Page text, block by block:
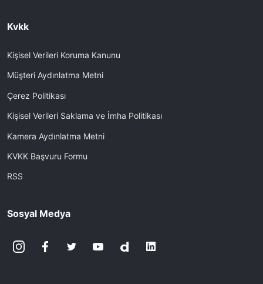
Kvkk
Kişisel Verileri Koruma Kanunu
Müşteri Aydınlatma Metni
Çerez Politikası
Kişisel Verileri Saklama ve İmha Politikası
Kamera Aydınlatma Metni
KVKK Başvuru Formu
RSS
Sosyal Medya